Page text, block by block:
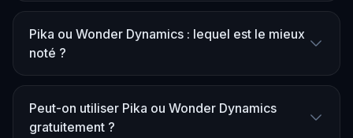
Pika ou Wonder Dynamics : lequel est le mieux
noté ?
Peut-on utiliser Pika ou Wonder Dynamics
gratuitement ?